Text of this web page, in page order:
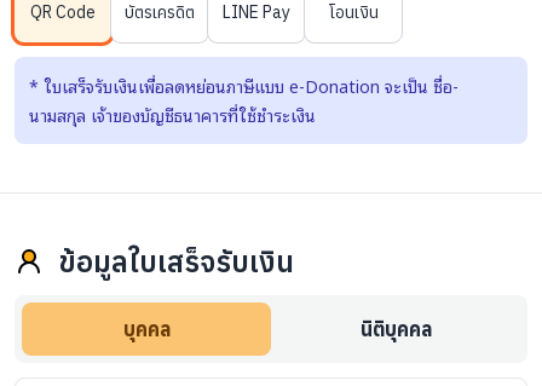
QR Code บัตรเครดิต LINE Pay โอนเงิน
* ใบเสร็จรับเงินเพื่อลดหย่อนภาษีแบบ e-Donation จะเป็น ชื่อ-
นามสกุล เจ้าของบัญชีธนาคารที่ใช้ชำระเงิน
ข้อมูลใบเสร็จรับเงิน
บุคคล นิติบุคคล